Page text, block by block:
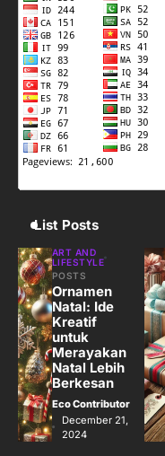
3
Eco
4
5
di
Eco
List Posts
ART AND
LIFESTYLE
POSTS
Ornamen
Natal: Ide
Kreatif
untuk
Merayakan
Natal Lebih
Berkesan
Eco Contributor
December 21,
2024